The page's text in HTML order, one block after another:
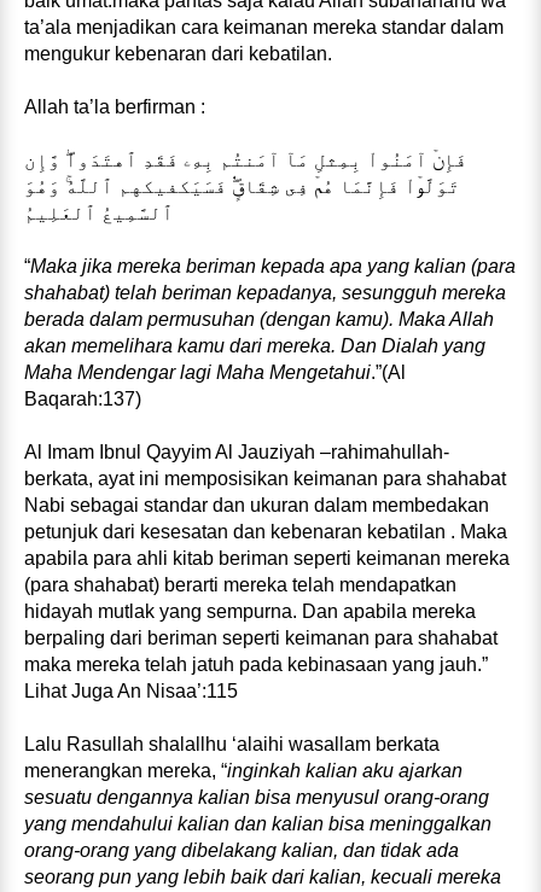
ta’ala menjadikan cara keimanan mereka standar dalam
mengukur kebenaran dari kebatilan.
Allah ta’la berfirman :
فَإِنۡ آمَنُواْ بِمِثلِ مَآ آمَنتُم بِهِۦ فَقَدِ ٱهتَدَواْ‌ۖ وَّإِن
تَوَلَّوۡاْ فَإِنَّمَا هُمۡ فِى شِقَاقٍ۬‌ۖ فَسَيَكفيكهم ٱللَّهُ‌ۚ وَهُوَ
ٱلسَّمِيعُ ٱلعَلِيمُ
“Maka jika mereka beriman kepada apa yang kalian (para
shahabat) telah beriman kepadanya, sesungguh mereka
berada dalam permusuhan (dengan kamu). Maka Allah
akan memelihara kamu dari mereka. Dan Dialah yang
Maha Mendengar lagi Maha Mengetahui.”(Al
Baqarah:137)
Al Imam Ibnul Qayyim Al Jauziyah –rahimahullah-
berkata, ayat ini memposisikan keimanan para shahabat
Nabi sebagai standar dan ukuran dalam membedakan
petunjuk dari kesesatan dan kebenaran kebatilan . Maka
apabila para ahli kitab beriman seperti keimanan mereka
(para shahabat) berarti mereka telah mendapatkan
hidayah mutlak yang sempurna. Dan apabila mereka
berpaling dari beriman seperti keimanan para shahabat
maka mereka telah jatuh pada kebinasaan yang jauh.”
Lihat Juga An Nisaa’:115
Lalu Rasullah shalallhu ‘alaihi wasallam berkata
menerangkan mereka, “inginkah kalian aku ajarkan
sesuatu dengannya kalian bisa menyusul orang-orang
yang mendahului kalian dan kalian bisa meninggalkan
orang-orang yang dibelakang kalian, dan tidak ada
seorang pun yang lebih baik dari kalian, kecuali mereka